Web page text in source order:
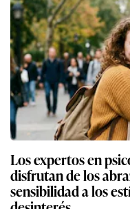
Los expertos en
disfrutan de los
sensibilidad a los